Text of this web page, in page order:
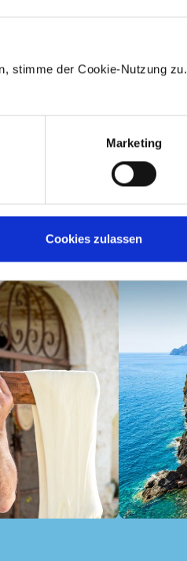
stimme der Cookie-Nutzung zu.
Marketing
Cookies zulassen